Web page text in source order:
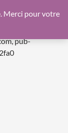
js/
pub-
Aller
Merci pour votre